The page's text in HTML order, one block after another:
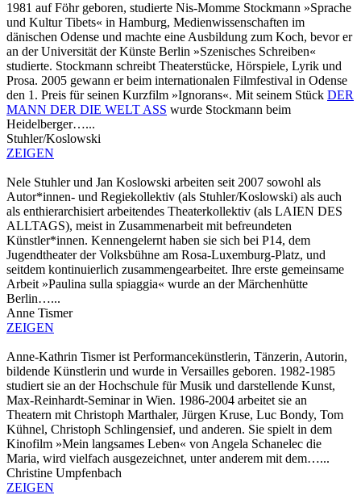
1981 auf Föhr geboren, studierte Nis-Momme Stockmann »Sprache
und Kultur Tibets« in Hamburg, Medienwissenschaften im
dänischen Odense und machte eine Ausbildung zum Koch, bevor er
an der Universität der Künste Berlin »Szenisches Schreiben«
studierte. Stockmann schreibt Theaterstücke, Hörspiele, Lyrik und
Prosa. 2005 gewann er beim internationalen Filmfestival in Odense
den 1. Preis für seinen Kurzfilm »Ignorans«. Mit seinem Stück DER
MANN DER DIE WELT ASS wurde Stockmann beim
Heidelberger…...
Stuhler/Koslowski
ZEIGEN
Nele Stuhler und Jan Koslowski arbeiten seit 2007 sowohl als
Autor*innen- und Regiekollektiv (als Stuhler/Koslowski) als auch
als enthierarchisiert arbeitendes Theaterkollektiv (als LAIEN DES
ALLTAGS), meist in Zusammenarbeit mit befreundeten
Künstler*innen. Kennengelernt haben sie sich bei P14, dem
Jugendtheater der Volksbühne am Rosa-Luxemburg-Platz, und
seitdem kontinuierlich zusammengearbeitet. Ihre erste gemeinsame
Arbeit »Paulina sulla spiaggia« wurde an der Märchenhütte
Berlin…...
Anne Tismer
ZEIGEN
Anne-Kathrin Tismer ist Performancekünstlerin, Tänzerin, Autorin,
bildende Künstlerin und wurde in Versailles geboren. 1982-1985
studiert sie an der Hochschule für Musik und darstellende Kunst,
Max-Reinhardt-Seminar in Wien. 1986-2004 arbeitet sie an
Theatern mit Christoph Marthaler, Jürgen Kruse, Luc Bondy, Tom
Kühnel, Christoph Schlingensief, und anderen. Sie spielt in dem
Kinofilm »Mein langsames Leben« von Angela Schanelec die
Maria, wird vielfach ausgezeichnet, unter anderem mit dem…...
Christine Umpfenbach
ZEIGEN